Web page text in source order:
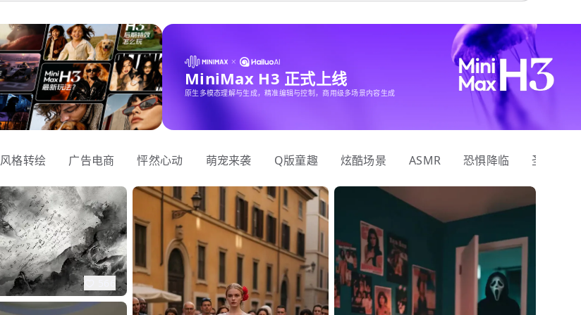
MiniMax H3 正式上线
原生多模态理解与生成，精准编辑与控制，商用级多场景内容生成
风格转绘 广告电商 怦然心动 萌宠来袭 Q版童趣 炫酷场景 ASMR 恐惧降临 圣诞狂欢